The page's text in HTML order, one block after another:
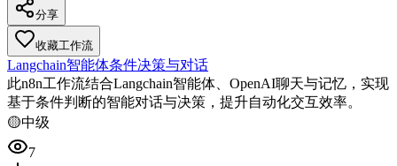
分享
收藏工作流
Langchain智能体条件决策与对话
此n8n工作流结合Langchain智能体、OpenAI聊天与记忆，实现
基于条件判断的智能对话与决策，提升自动化交互效率。
🟡中级
7